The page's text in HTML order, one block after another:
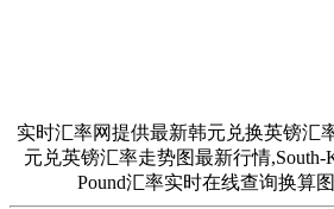
实时汇率网提供最新韩元兑换英镑汇
元兑英镑汇率走势图最新行情,South-
Pound汇率实时在线查询换算